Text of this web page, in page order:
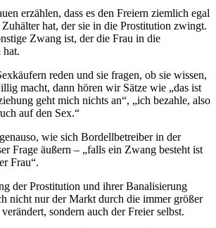
erzählen, dass es den Freiern ziemlich egal
hat, der sie in die Prostitution zwingt.
Zwang ist, der die Frau in die
hat.
reden und sie fragen, ob sie wissen,
macht, dann hören wir Sätze wie „das ist
geht mich nichts an“, „ich bezahle, also
auf den Sex.“
wie sich Bordellbetreiber in der
Frage äußern – „falls ein Zwang besteht ist
Frau“.
der Prostitution und ihrer Banalisierung
nicht nur der Markt durch die immer größer
sondern auch der Freier selbst.